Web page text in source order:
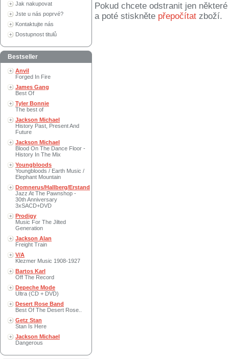
Jak nakupovat
Jste u nás poprvé?
Kontaktujte nás
Dostupnost titulů
Bestseller
Anvil
Forged In Fire
James Gang
Best Of
Tyler Bonnie
The best of
Jackson Michael
History Past, Present And
Future
Jackson Michael
Blood On The Dance Floor -
History In The Mix
Youngbloods
Youngbloods / Earth Music /
Elephant Mountain
Domnerus/Hallberg/Erstand
Jazz At The Pawnshop -
30th Anniversary
3xSACD+DVD
Prodigy
Music For The Jilted
Generation
Jackson Alan
Freight Train
V/A
Klezmer Music 1908-1927
Bartos Karl
Off The Record
Depeche Mode
Ultra (CD + DVD)
Desert Rose Band
Best Of The Desert Rose..
Getz Stan
Stan Is Here
Jackson Michael
Dangerous
Pokud chcete odstranit jen
a poté stiskněte přepočítat zboží.